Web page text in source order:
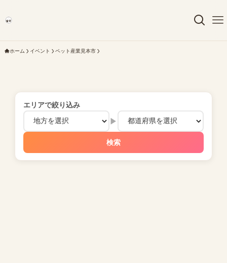
ホーム イベント ペット産業見本市
エリアで絞り込み
▶
検索